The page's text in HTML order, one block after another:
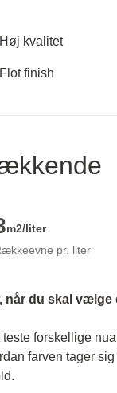
Høj kvalitet
Flot finish
m2/liter
pr. liter
når du skal vælge
forskellige
farven tager